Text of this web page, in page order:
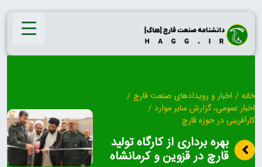
Skip
content
خانه / اخبار و رویدادهای صنعت قارچ /
اخبار عمومی، گزارش سایر موارد /
کارآفرینی در حوزه قارچ
بهره برداری از کارگاه تولید
قارچ در قزوین و کرمانشاه